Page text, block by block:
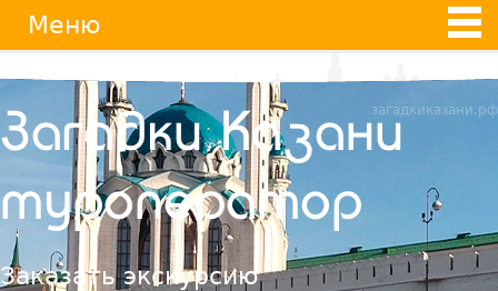
Jump
navigation
Меню
загадкиказани.рф
Загадки Казани
туроператор
Заказать экскурсию